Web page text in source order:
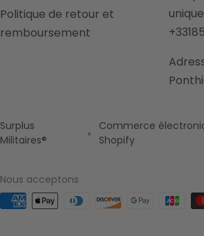
Politique de retour et
remboursement
Surplus
Militaires®
Commerce
Shopify
Nous acceptons